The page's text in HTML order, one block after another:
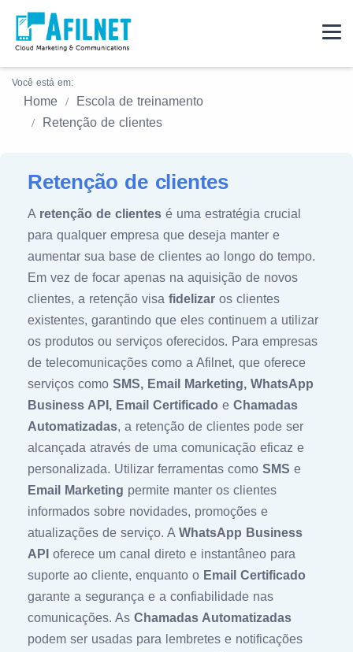
Você está em:
Home
Escola de treinamento
Retenção de clientes
Retenção de clientes
A retenção de clientes é uma estratégia crucial
para qualquer empresa que deseja manter e
aumentar sua base de clientes ao longo do tempo.
Em vez de focar apenas na aquisição de novos
clientes, a retenção visa fidelizar os clientes
existentes, garantindo que eles continuem a utilizar
os produtos ou serviços oferecidos. Para empresas
de telecomunicações como a Afilnet, que oferece
serviços como SMS, Email Marketing, WhatsApp
Business API, Email Certificado e Chamadas
Automatizadas, a retenção de clientes pode ser
alcançada através de uma comunicação eficaz e
personalizada. Utilizar ferramentas como SMS e
Email Marketing permite manter os clientes
informados sobre novidades, promoções e
atualizações de serviço. A WhatsApp Business
API oferece um canal direto e instantâneo para
suporte ao cliente, enquanto o Email Certificado
garante a segurança e a confiabilidade nas
comunicações. As Chamadas Automatizadas
podem ser usadas para lembretes e notificações